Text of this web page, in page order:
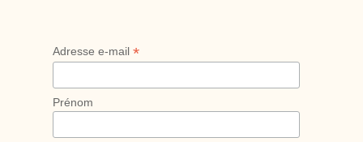
Adresse e-mail *
Prénom